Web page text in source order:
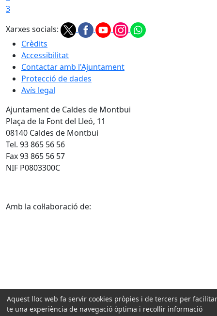
3
Xarxes socials:
Crèdits
Accessibilitat
Contactar amb l'Ajuntament
Protecció de dades
Avís legal
Ajuntament de Caldes de Montbui
Plaça de la Font del Lleó, 11
08140 Caldes de Montbui
Tel. 93 865 56 56
Fax 93 865 56 57
NIF P0803300C
Amb la col·laboració de:
Aquest lloc web fa servir cookies pròpies i de tercers per
te una experiència de navegació òptima i recollir informació